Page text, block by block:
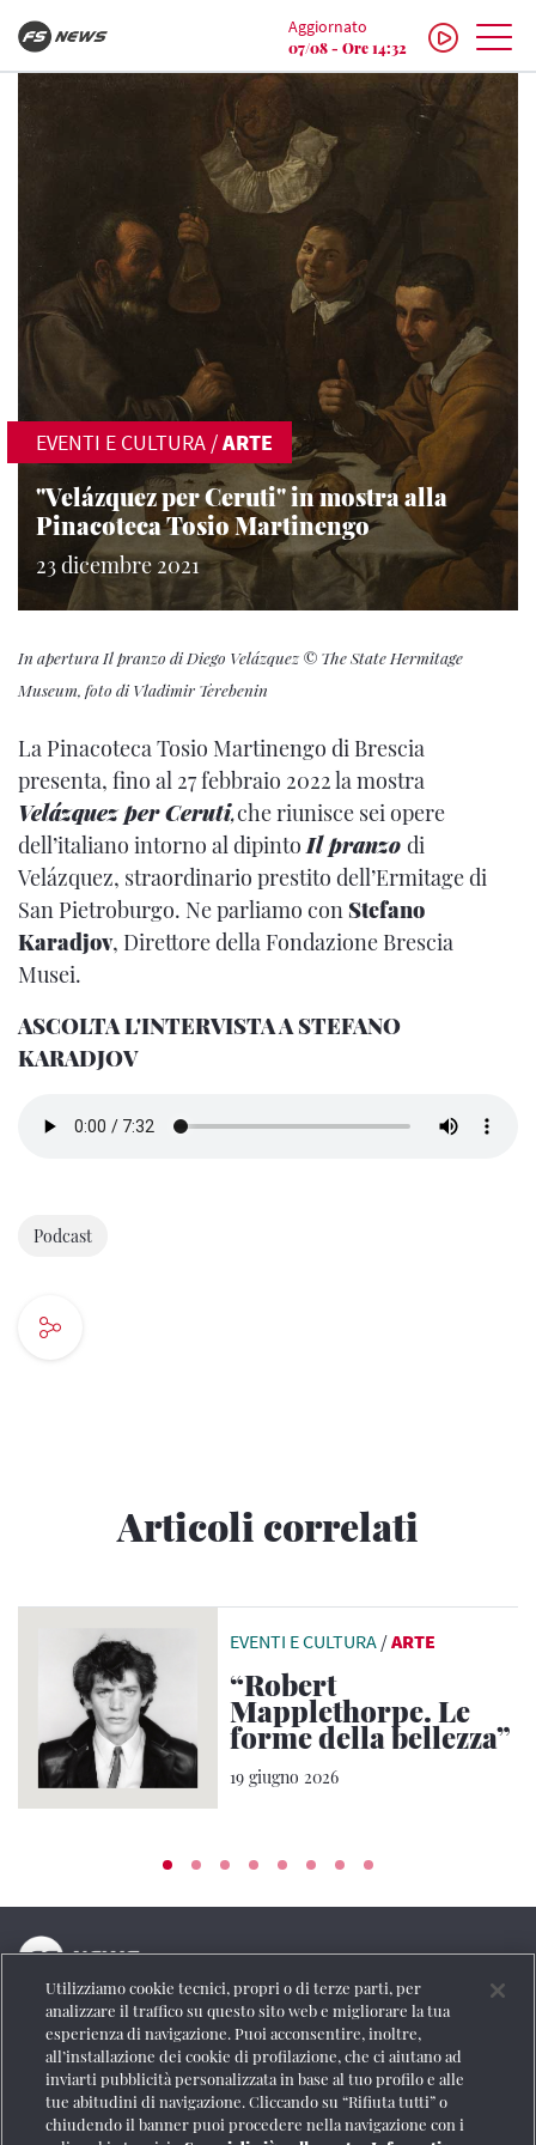
Aggiornato
07/08 - Ore 14:32
EVENTI E CULTURA /ARTE
"Velázquez per Ceruti" in mostra alla
Pinacoteca Tosio Martinengo
23 dicembre 2021
In apertura Il pranzo di Diego Velázquez © The State Hermitage
Museum, foto di Vladimir Terebenin
La Pinacoteca Tosio Martinengo di Brescia
presenta, fino al 27 febbraio 2022 la mostra
Velázquez per Ceruti,che riunisce sei opere
dell’italiano intorno al dipintoIl pranzo di
Velázquez, straordinario prestito dell’Ermitage di
San Pietroburgo. Ne parliamo con Stefano
Karadjov, Direttore della Fondazione Brescia
Musei.
ASCOLTA L'INTERVISTA A STEFANO
KARADJOV
Podcast
Articoli correlati
EVENTI E CULTURA /ARTE
“Robert
Mapplethorpe. Le
forme della bellezza”
19 giugno 2026
La testata online del Gruppo FS Italiane
Social
Utilizziamo cookie tecnici, propri o di terze parti, per
analizzare il traffico su questo sito web e migliorare la tua
esperienza di navigazione. Puoi acconsentire, inoltre,
all’installazione dei cookie di profilazione, che ci aiutano ad
inviarti pubblicità personalizzata in base al tuo profilo e alle
tue abitudini di navigazione. Cliccando su “Rifiuta tutti” o
chiudendo il banner puoi procedere nella navigazione con i